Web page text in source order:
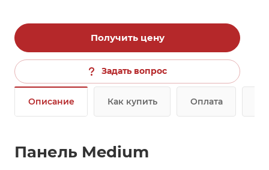
Получить цену
Задать вопрос
Описание Как купить Оплата
Панель Medium